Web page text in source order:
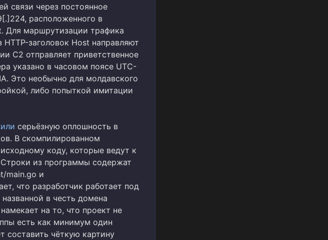
связи через постоянное
расположенного в
Для маршрутизации трафика
заголовок Host направляют
C2 отправляет приветственное
указано в часовом поясе UTC-
Это необычно для молдавского
либо попыткой имитации
серьёзную оплошность в
В скомпилированном
коду, которые ведут к
из программы содержат
main.go и
что разработчик работает под
в честь домена
на то, что проект не
есть как минимум один
составить чёткую картину